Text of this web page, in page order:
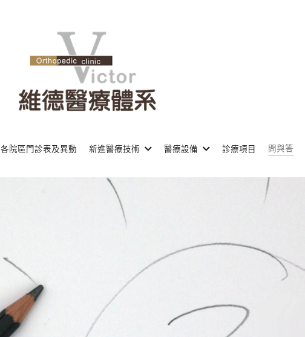
各院區門診表及異動 新進醫療技術 醫療設備 診療項目 問與答